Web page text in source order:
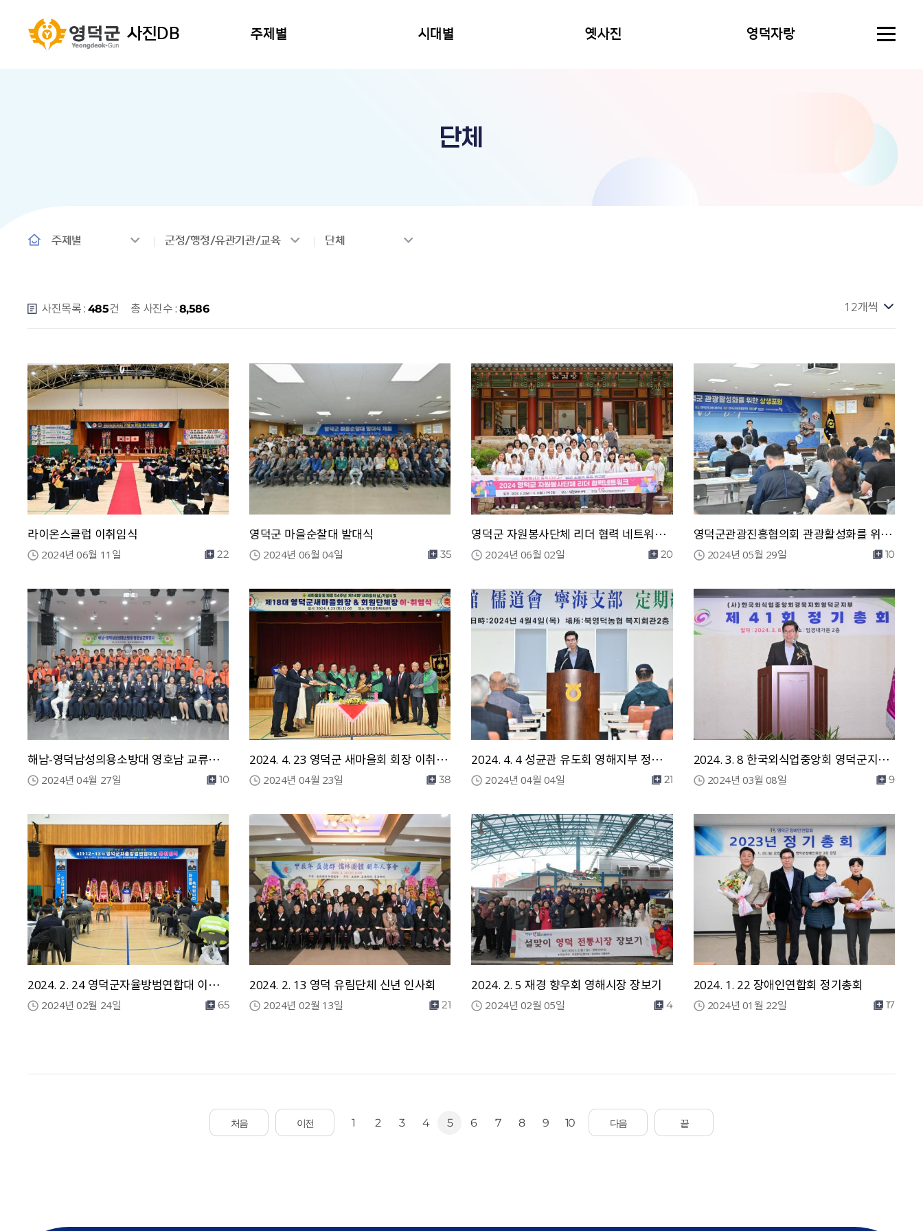
사진DB 주제별 시대별 옛사진 영덕자랑
단체
주제별 군정/행정/유관기관/교육 단체
사진목록 : 485건 총 사진수 : 8,586
라이온스클럽 이취임식
2024년 06월 11일 22
영덕군 마을순찰대 발대식
2024년 06월 04일 35
영덕군 자원봉사단체 리더 협력 네트워크 워크숍 (인문힐링센터 여명)
2024년 06월 02일 20
영덕군관광진흥협의회 관광활성화를 위한 상생포럼
2024년 05월 29일 10
해남-영덕남성의용소방대 영호남 교류행사
2024년 04월 27일 10
2024. 4. 23 영덕군 새마을회 회장 이취임식
2024년 04월 23일 38
2024. 4. 4 성균관 유도회 영해지부 정기총회
2024년 04월 04일 21
2024. 3. 8 한국외식업중앙회 영덕군지부 제41회 대의원 정기총회
2024년 03월 08일 9
2024. 2. 24 영덕군자율방범연합대 이취임식
2024년 02월 24일 65
2024. 2. 13 영덕 유림단체 신년 인사회
2024년 02월 13일 21
2024. 2. 5 재경 향우회 영해시장 장보기
2024년 02월 05일 4
2024. 1. 22 장애인연합회 정기총회
2024년 01월 22일 17
1 2 3 4 5 6 7 8 9 10